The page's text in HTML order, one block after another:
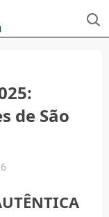
de São